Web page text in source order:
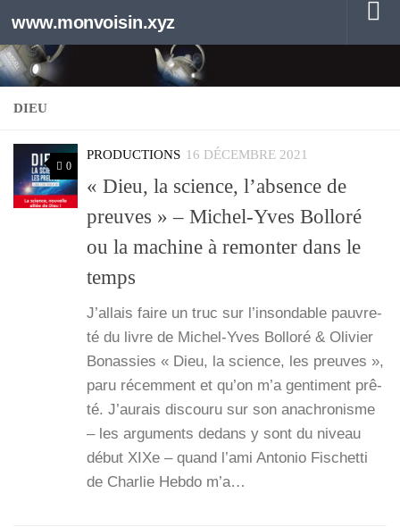
Au dessous du contenu
www.monvoisin.xyz
DIEU
0
PRODUCTIONS 16 DÉCEMBRE 2021
« Dieu, la science, l’absence de
preuves » – Michel-Yves Bolloré
ou la machine à remonter dans le
temps
J’al­lais faire un truc sur l’in­son­dable pau­vre­
té du livre de Michel-Yves Bol­lo­ré & Oli­vier
Bonas­sies « Dieu, la science, les preuves »,
paru récem­ment et qu’on m’a gen­ti­ment prê­
té. J’au­rais dis­cou­ru sur son ana­chro­nisme
– les argu­ments dedans y sont du niveau
début XIXe – quand l’a­mi Anto­nio Fischet­ti
de Char­lie Heb­do m’a…